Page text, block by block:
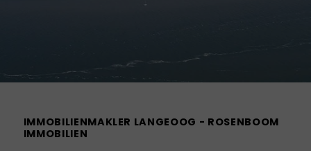
IMMOBILIENMAKLER LANGEOOG - ROSENBOOM
IMMOBILIEN